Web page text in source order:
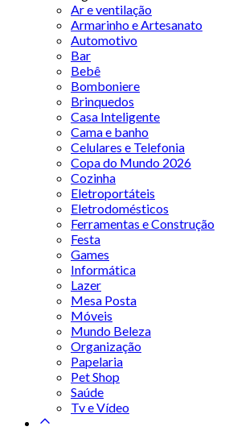
Ar e ventilação
Armarinho e Artesanato
Automotivo
Bar
Bebê
Bomboniere
Brinquedos
Casa Inteligente
Cama e banho
Celulares e Telefonia
Copa do Mundo 2026
Cozinha
Eletroportáteis
Eletrodomésticos
Ferramentas e Construção
Festa
Games
Informática
Lazer
Mesa Posta
Móveis
Mundo Beleza
Organização
Papelaria
Pet Shop
Saúde
Tv e Vídeo